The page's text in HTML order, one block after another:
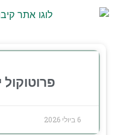
פרוטוקול
6 ביולי 2026